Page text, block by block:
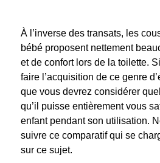
À l’inverse des transats, les
bébé proposent nettement
et de confort lors de la toilette.
faire l’acquisition de ce genre
que vous devrez considérer
qu’il puisse entièrement vous
enfant pendant son utilisation.
suivre ce comparatif qui se
sur ce sujet.